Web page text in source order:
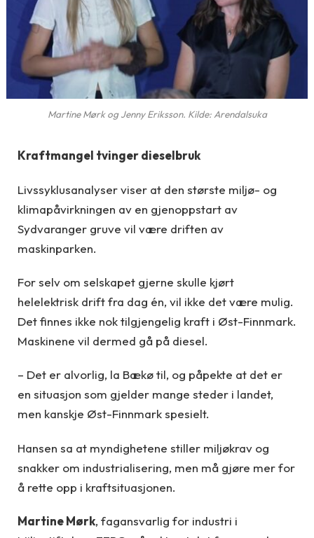
Martine Mørk og Jenny Eriksson. Kilde: Arendalsuka
Kraftmangel tvinger dieselbruk
Livssyklusanalyser viser at den største miljø- og
klimapåvirkningen av en gjenoppstart av
Sydvaranger gruve vil være driften av
maskinparken.
For selv om selskapet gjerne skulle kjørt
helelektrisk drift fra dag én, vil ikke det være mulig.
Det finnes ikke nok tilgjengelig kraft i Øst-Finnmark.
Maskinene vil dermed gå på diesel.
– Det er alvorlig, la Bækø til, og påpekte at det er
en situasjon som gjelder mange steder i landet,
men kanskje Øst-Finnmark spesielt.
Hansen sa at myndighetene stiller miljøkrav og
snakker om industrialisering, men må gjøre mer for
å rette opp i kraftsituasjonen.
Martine Mørk, fagansvarlig for industri i